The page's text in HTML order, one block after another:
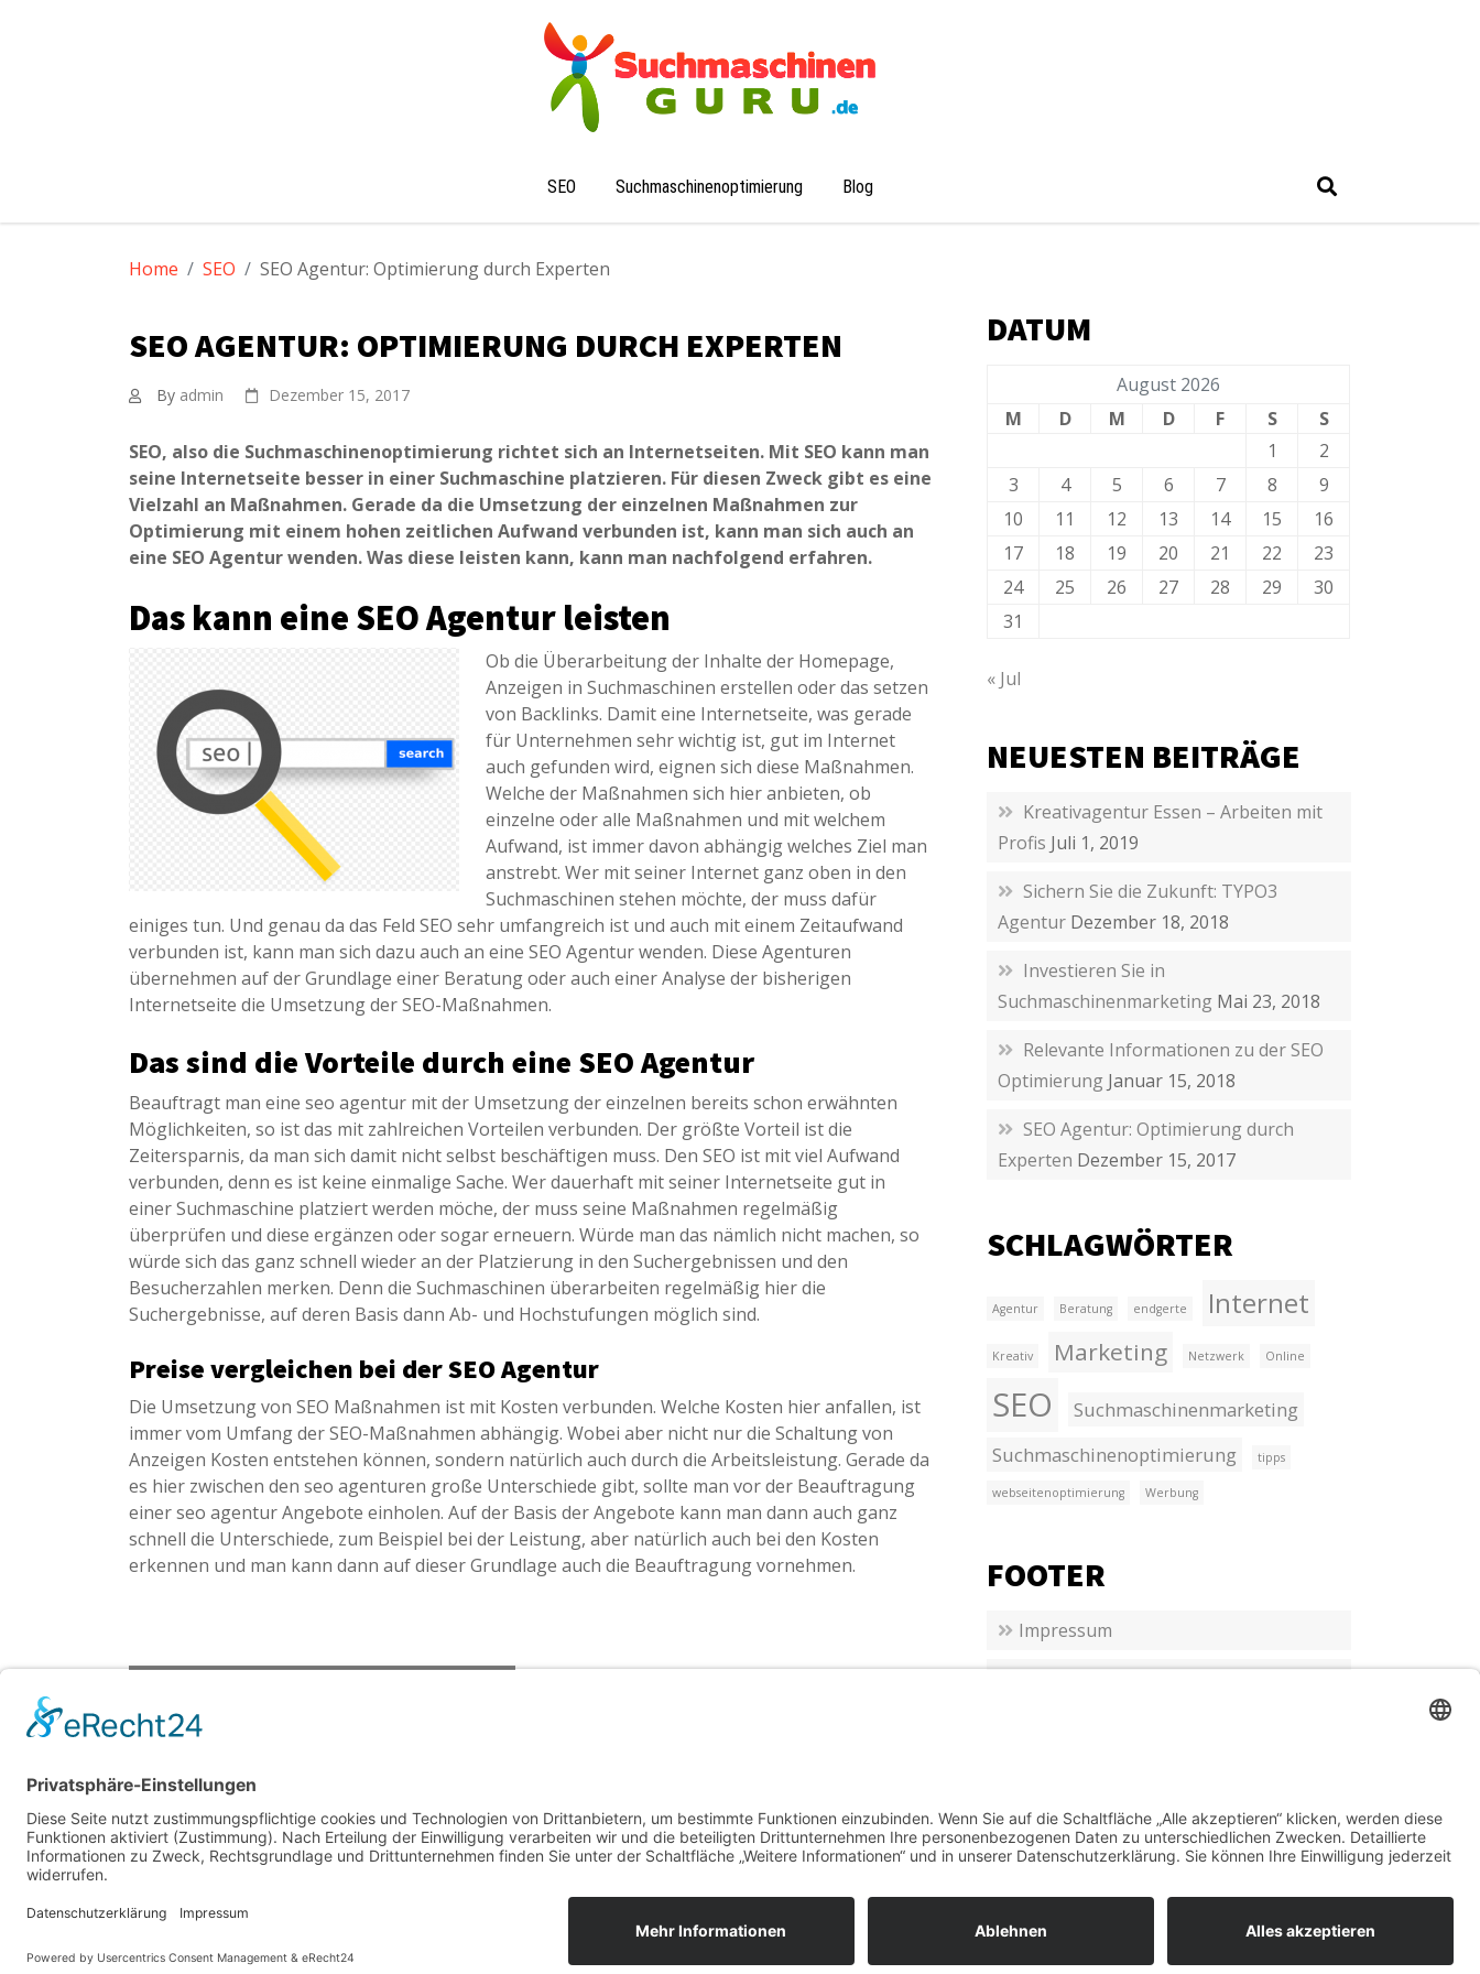
Der Suchmaschinen-Guru
SEO Suchmaschinenoptimierung Blog
Home SEO SEO Agentur: Optimierung durch Experten
SEO AGENTUR: OPTIMIERUNG DURCH EXPERTEN
By admin Dezember 15, 2017
SEO, also die Suchmaschinenoptimierung richtet sich an Internetseiten. Mit SEO kann man
seine Internetseite besser in einer Suchmaschine platzieren. Für diesen Zweck gibt es eine
Vielzahl an Maßnahmen. Gerade da die Umsetzung der einzelnen Maßnahmen zur
Optimierung mit einem hohen zeitlichen Aufwand verbunden ist, kann man sich auch an
eine SEO Agentur wenden. Was diese leisten kann, kann man nachfolgend erfahren.
Das kann eine SEO Agentur leisten
Ob die Überarbeitung der Inhalte der Homepage,
Anzeigen in Suchmaschinen erstellen oder das setzen
von Backlinks. Damit eine Internetseite, was gerade
für Unternehmen sehr wichtig ist, gut im Internet
auch gefunden wird, eignen sich diese Maßnahmen.
Welche der Maßnahmen sich hier anbieten, ob
einzelne oder alle Maßnahmen und mit welchem
Aufwand, ist immer davon abhängig welches Ziel man
anstrebt. Wer mit seiner Internet ganz oben in den
Suchmaschinen stehen möchte, der muss dafür
einiges tun. Und genau da das Feld SEO sehr umfangreich ist und auch mit einem Zeitaufwand
verbunden ist, kann man sich dazu auch an eine SEO Agentur wenden. Diese Agenturen
übernehmen auf der Grundlage einer Beratung oder auch einer Analyse der bisherigen
Internetseite die Umsetzung der SEO-Maßnahmen.
Das sind die Vorteile durch eine SEO Agentur
Beauftragt man eine seo agentur mit der Umsetzung der einzelnen bereits schon erwähnten
Möglichkeiten, so ist das mit zahlreichen Vorteilen verbunden. Der größte Vorteil ist die
Zeitersparnis, da man sich damit nicht selbst beschäftigen muss. Den SEO ist mit viel Aufwand
verbunden, denn es ist keine einmalige Sache. Wer dauerhaft mit seiner Internetseite gut in
einer Suchmaschine platziert werden möche, der muss seine Maßnahmen regelmäßig
überprüfen und diese ergänzen oder sogar erneuern. Würde man das nämlich nicht machen, so
würde sich das ganz schnell wieder an der Platzierung in den Suchergebnissen und den
Besucherzahlen merken. Denn die Suchmaschinen überarbeiten regelmäßig hier die
Suchergebnisse, auf deren Basis dann Ab- und Hochstufungen möglich sind.
Preise vergleichen bei der SEO Agentur
Die Umsetzung von SEO Maßnahmen ist mit Kosten verbunden. Welche Kosten hier anfallen, ist
immer vom Umfang der SEO-Maßnahmen abhängig. Wobei aber nicht nur die Schaltung von
Anzeigen Kosten entstehen können, sondern natürlich auch durch die Arbeitsleistung. Gerade da
es hier zwischen den seo agenturen große Unterschiede gibt, sollte man vor der Beauftragung
einer seo agentur Angebote einholen. Auf der Basis der Angebote kann man dann auch ganz
schnell die Unterschiede, zum Beispiel bei der Leistung, aber natürlich auch bei den Kosten
erkennen und man kann dann auf dieser Grundlage auch die Beauftragung vornehmen.
Navigation
DATUM
August 2026
M
D M D F S
S
1
2
3
4 5 6 7 8
9
10
11 12 13 14 15
16
17
18 19 20 21 22
23
24
25 26 27 28 29
30
31
« Jul
NEUESTEN BEITRÄGE
Kreativagentur Essen – Arbeiten mit
Profis Juli 1, 2019
Sichern Sie die Zukunft: TYPO3
Agentur Dezember 18, 2018
Investieren Sie in
Suchmaschinenmarketing Mai 23, 2018
Relevante Informationen zu der SEO
Optimierung Januar 15, 2018
SEO Agentur: Optimierung durch
Experten Dezember 15, 2017
SCHLAGWÖRTER
Agentur Beratung endgerte Internet
Kreativ Marketing Netzwerk Online
SEO
Suchmaschinenmarketing
Suchmaschinenoptimierung
tipps
webseitenoptimierung Werbung
FOOTER
Impressum
Copyright © All right reserved|Theme: ST Blog by Salient Themes